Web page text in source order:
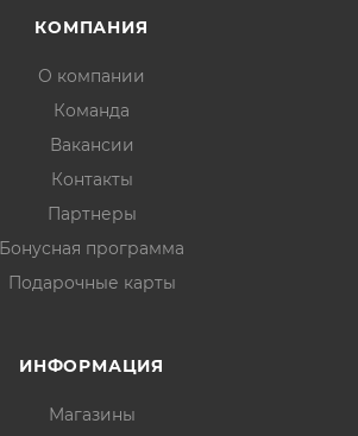
КОМПАНИЯ
О компании
Команда
Вакансии
Контакты
Партнеры
Бонусная программа
Подарочные карты
ИНФОРМАЦИЯ
Магазины